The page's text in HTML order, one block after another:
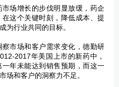
场增长的步伐明显放缓，药企
这个关键时刻，降低成本、提
为行业共同的目标。
市场和客户需求变化，德勤研
2017年美国上市的新药中，
年未能达到销售预期，而这一
场和客户的洞察力不足。